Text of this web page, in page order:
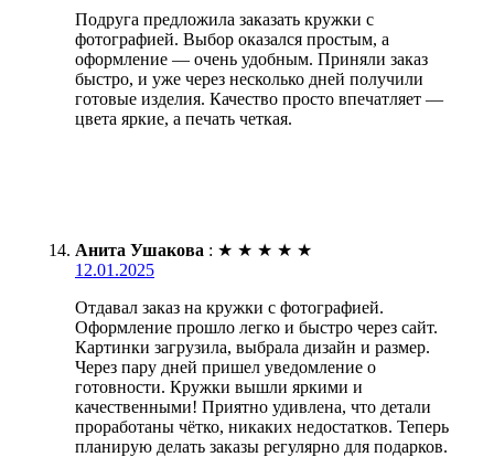
Подруга предложила заказать кружки с
фотографией. Выбор оказался простым, а
оформление — очень удобным. Приняли заказ
быстро, и уже через несколько дней получили
готовые изделия. Качество просто впечатляет —
цвета яркие, а печать четкая.
Анита Ушакова : ★ ★ ★ ★ ★
12.01.2025
Отдавал заказ на кружки с фотографией.
Оформление прошло легко и быстро через сайт.
Картинки загрузила, выбрала дизайн и размер.
Через пару дней пришел уведомление о
готовности. Кружки вышли яркими и
качественными! Приятно удивлена, что детали
проработаны чётко, никаких недостатков. Теперь
планирую делать заказы регулярно для подарков.